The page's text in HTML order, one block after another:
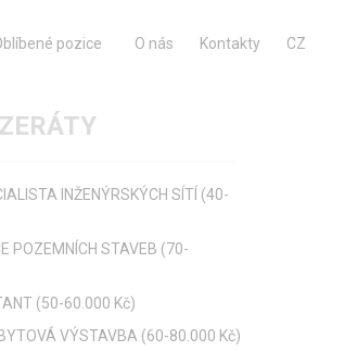
pozice O nás Kontakty CZ
INŽENÝRSKÝCH SÍTÍ (40-
POZEMNÍCH STAVEB (70-
(50-60.000 Kč)
VÝSTAVBA (60-80.000 Kč)